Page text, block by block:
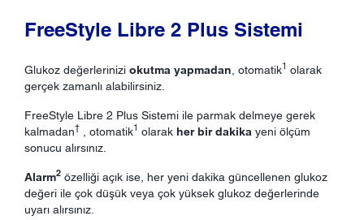
FreeStyle Libre 2 Plus Sistemi
Glukoz değerlerinizi okutma yapmadan , otomatik1 olarak
gerçek zamanlı alabilirsiniz.
FreeStyle Libre 2 Plus Sistemi ile parmak delmeye gerek
kalmadan† , otomatik1 olarak her bir dakika yeni ölçüm
sonucu alırsınız.
Alarm2 özelliği açık ise, her yeni dakika güncellenen glukoz
değeri ile çok düşük veya çok yüksek glukoz değerlerinde
uyarı alırsınız.